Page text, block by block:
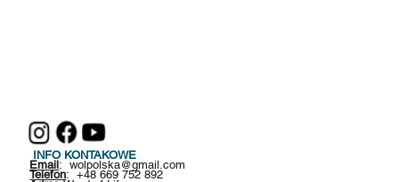
INFO KONTAKOWE
Email:wolpolska@gmail.com
Telefon: +48 669 752 892